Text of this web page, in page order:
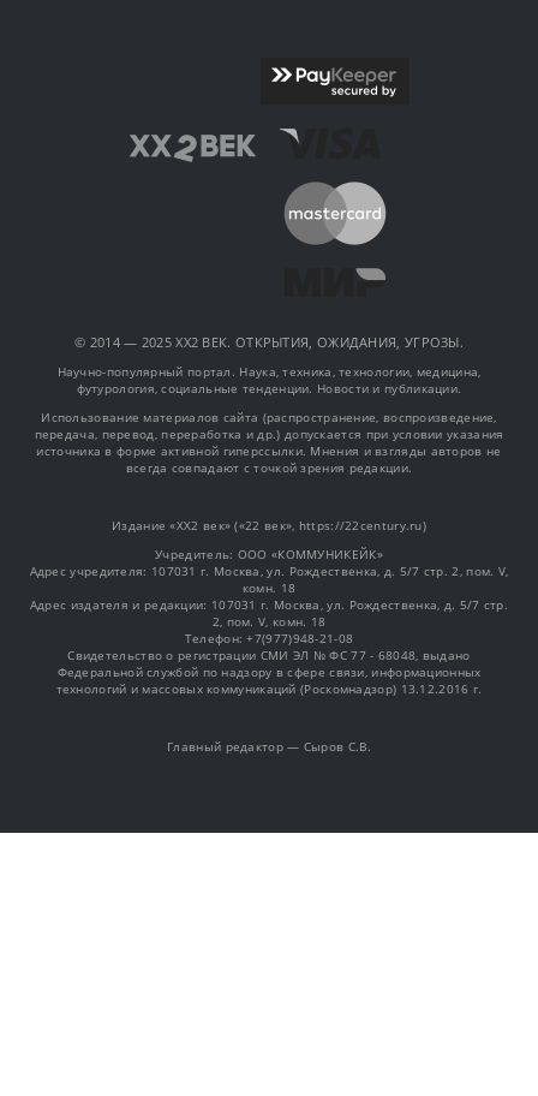
© 2014 — 2025 XX2 ВЕК. ОТКРЫТИЯ, ОЖИДАНИЯ, УГРОЗЫ.
Научно-популярный портал. Наука, техника, технологии, медицина,
футурология, социальные тенденции. Новости и публикации.
Использование материалов сайта (распространение, воспроизведение,
передача, перевод, переработка и др.) допускается при условии указания
источника в форме активной гиперссылки. Мнения и взгляды авторов не
всегда совпадают с точкой зрения редакции.
Издание «XX2 век» («22 век», https://22century.ru)
Учредитель: OOO «КОММУНИКЕЙК»
Адрес учредителя: 107031 г. Москва, ул. Рождественка, д. 5/7 стр. 2, пом. V,
комн. 18
Адрес издателя и редакции: 107031 г. Москва, ул. Рождественка, д. 5/7 стр.
2, пом. V, комн. 18
Телефон: +7(977)948-21-08
Свидетельство о регистрации СМИ ЭЛ № ФС 77 - 68048, выдано
Федеральной службой по надзору в сфере связи, информационных
технологий и массовых коммуникаций (Роскомнадзор) 13.12.2016 г.
Главный редактор — Сыров С.В.